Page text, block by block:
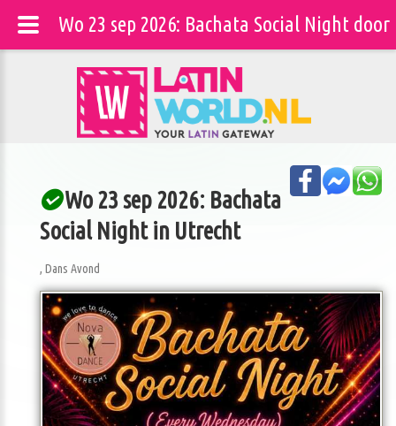
Wo 23 sep 2026: Bachata
Social Night in Utrecht
, Dans Avond
Wo 23 sep 2026: Bachata Social Night